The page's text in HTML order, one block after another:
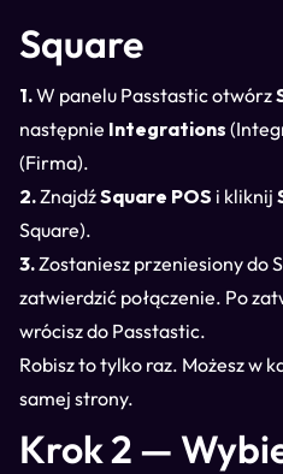
Square
1.W panelu Passtastic otwórz
następnie Integrations
(Firma).
2.ZnajdźSquare POS i kliknij
Square).
3.Zostaniesz przeniesiony do
zatwierdzić połączenie. Po
wrócisz do Passtastic.
Robisz to tylko raz. Możesz w
samej strony.
Krok 2 —